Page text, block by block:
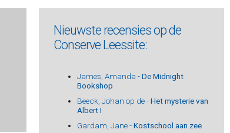
Nieuwste recensies op de
Conserve Leessite:
James, Amanda -De Midnight
Bookshop
Beeck, Johan op de -Het mysterie van
Albert I
Gardam, Jane -Kostschool aan zee